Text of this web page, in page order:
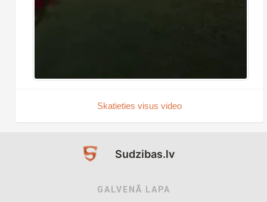
Skatieties visus video
Sudzibas.lv
GALVENĀ LAPA